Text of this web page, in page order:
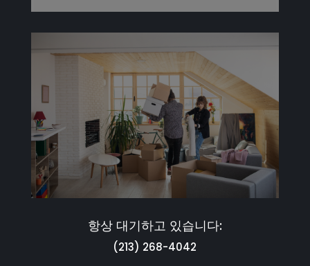
항상 대기하고 있습니다:
(213) 268-4042